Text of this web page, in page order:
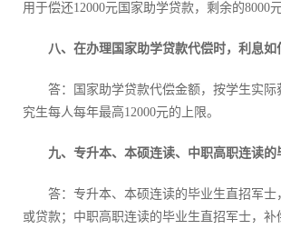
用于偿还12000元国家助学贷款，剩余的
八、在办理国家助学贷款代偿时，利息如
答：国家助学贷款代偿金额，按学生实
究生每人每年最高12000元的上限。
九、专升本、本硕连读、中职高职连读
答：专升本、本硕连读的毕业生直招军
或贷款；中职高职连读的毕业生直招军士，